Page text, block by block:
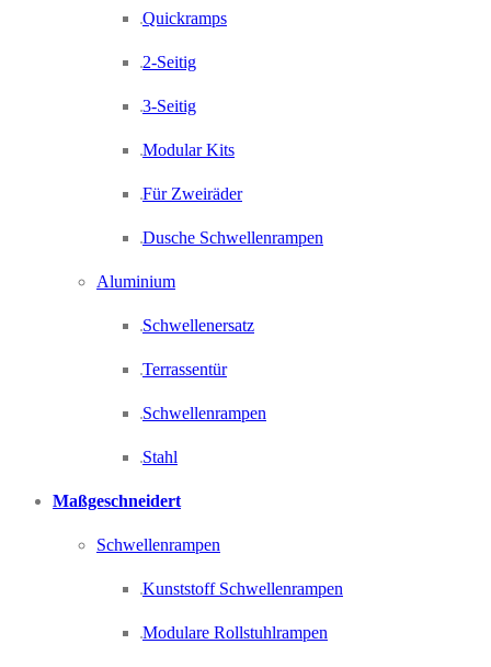
Quickramps
2-Seitig
3-Seitig
Modular Kits
Für Zweiräder
Dusche Schwellenrampen
Aluminium
Schwellenersatz
Terrassentür
Schwellenrampen
Stahl
Maßgeschneidert
Schwellenrampen
Kunststoff Schwellenrampen
Modulare Rollstuhlrampen